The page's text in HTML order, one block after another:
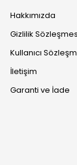
Hakkımızda
Gizlilik
Kullanıcı
İletişim
Garanti ve İade